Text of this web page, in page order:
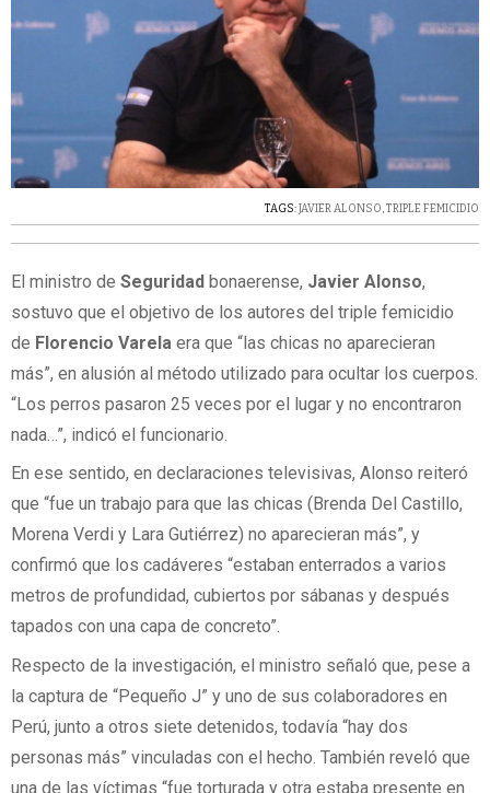
TAGS: JAVIER ALONSO,TRIPLE FEMICIDIO
El ministro de Seguridad bonaerense, Javier Alonso,
sostuvo que el objetivo de los autores del triple femicidio
de Florencio Varela era que “las chicas no aparecieran
más”, en alusión al método utilizado para ocultar los cuerpos.
“Los perros pasaron 25 veces por el lugar y no encontraron
nada…”, indicó el funcionario.
En ese sentido, en declaraciones televisivas, Alonso reiteró
que “fue un trabajo para que las chicas (Brenda Del Castillo,
Morena Verdi y Lara Gutiérrez) no aparecieran más”, y
confirmó que los cadáveres “estaban enterrados a varios
metros de profundidad, cubiertos por sábanas y después
tapados con una capa de concreto”.
Respecto de la investigación, el ministro señaló que, pese a
la captura de “Pequeño J” y uno de sus colaboradores en
Perú, junto a otros siete detenidos, todavía “hay dos
personas más” vinculadas con el hecho. También reveló que
una de las víctimas “fue torturada y otra estaba presente en